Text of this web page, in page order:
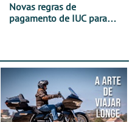
Novas regras de
pagamento de IUC para